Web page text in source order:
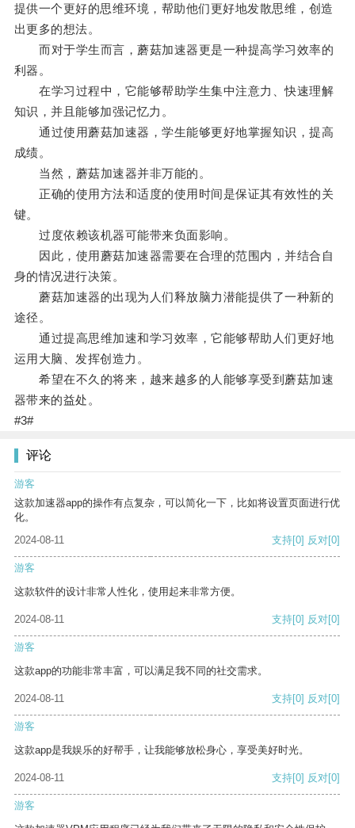
提供一个更好的思维环境，帮助他们更好地发散思维，创造
出更多的想法。
而对于学生而言，蘑菇加速器更是一种提高学习效率的
利器。
在学习过程中，它能够帮助学生集中注意力、快速理解
知识，并且能够加强记忆力。
通过使用蘑菇加速器，学生能够更好地掌握知识，提高
成绩。
当然，蘑菇加速器并非万能的。
正确的使用方法和适度的使用时间是保证其有效性的关
键。
过度依赖该机器可能带来负面影响。
因此，使用蘑菇加速器需要在合理的范围内，并结合自
身的情况进行决策。
蘑菇加速器的出现为人们释放脑力潜能提供了一种新的
途径。
通过提高思维加速和学习效率，它能够帮助人们更好地
运用大脑、发挥创造力。
希望在不久的将来，越来越多的人能够享受到蘑菇加速
器带来的益处。
#3#
评论
游客
这款加速器app的操作有点复杂，可以简化一下，比如将设置页面进行优
化。
2024-08-11
支持[0] 反对[0]
游客
这款软件的设计非常人性化，使用起来非常方便。
2024-08-11 支持[0] 反对[0]
游客
这款app的功能非常丰富，可以满足我不同的社交需求。
2024-08-11 支持[0] 反对[0]
游客
这款app是我娱乐的好帮手，让我能够放松身心，享受美好时光。
2024-08-11 支持[0] 反对[0]
游客